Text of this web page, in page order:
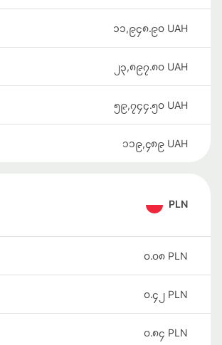
၁၁,၉၄၈.၉၀ UAH
၂၃,၈၉၇.၈၀ UAH
၅၉,၇၄၄.၅၀ UAH
၁၁၉,၄၈၉ UAH
PLN
၀.၀၈ PLN
၀.၄၂ PLN
၀.၈၄ PLN